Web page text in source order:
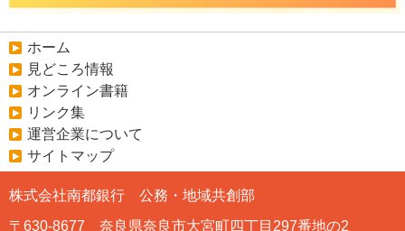
ホーム
見どころ情報
オンライン書籍
リンク集
運営企業について
サイトマップ
株式会社南都銀行 公務・地域共創部
〒630-8677 奈良県奈良市大宮町四丁目297番地の2